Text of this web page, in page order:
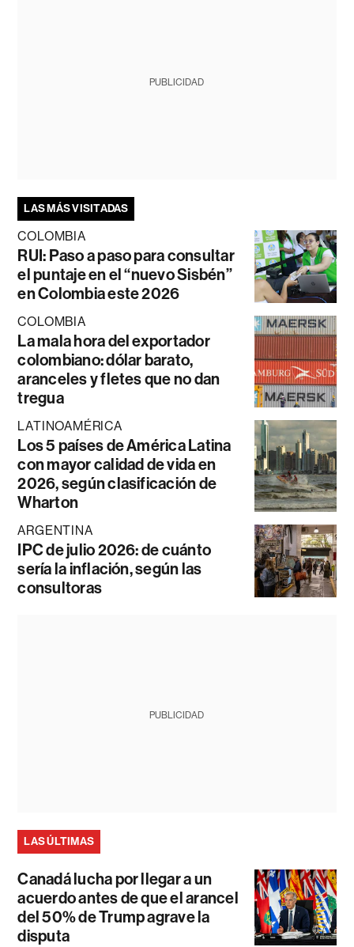
PUBLICIDAD
LAS MÁS VISITADAS
COLOMBIA
RUI: Paso a paso para consultar
el puntaje en el “nuevo Sisbén”
en Colombia este 2026
COLOMBIA
La mala hora del exportador
colombiano: dólar barato,
aranceles y fletes que no dan
tregua
LATINOAMÉRICA
Los 5 países de América Latina
con mayor calidad de vida en
2026, según clasificación de
Wharton
ARGENTINA
IPC de julio 2026: de cuánto
sería la inflación, según las
consultoras
PUBLICIDAD
LAS ÚLTIMAS
Canadá lucha por llegar a un
acuerdo antes de que el arancel
del 50% de Trump agrave la
disputa